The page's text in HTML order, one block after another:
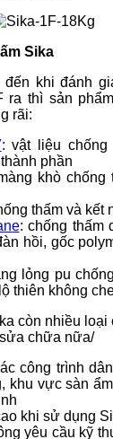
Sika
khi đánh
ra thì sản
rãi:
: vật liệu chống
phần
khò chống
thấm và kết
: chống thấm
hồi, gốc
lỏng pu
thiên không
còn nhiều
chữa nữa/
công trình
khu vực sàn
khi sử dụng
yêu cầu kỹ